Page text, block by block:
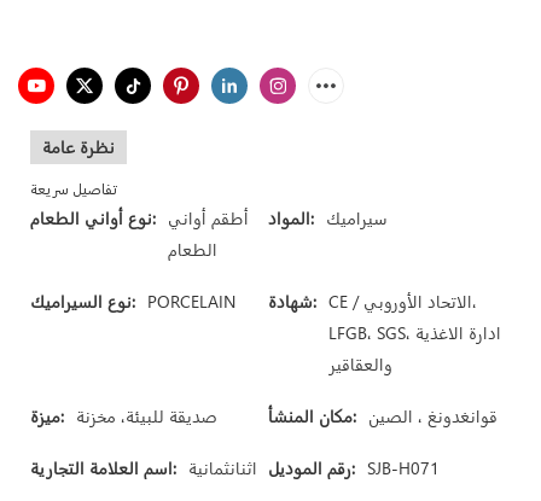
نظرة عامة
تفاصيل سريعة
نوع أواني الطعام: أطقم أواني
الطعام
المواد: سيراميك
نوع السيراميك: PORCELAIN شهادة: CE / الاتحاد الأوروبي،
LFGB، SGS، ادارة الاغذية
والعقاقير
ميزة: صديقة للبيئة، مخزنة مكان المنشأ: قوانغدونغ ، الصين
اسم العلامة التجارية: اثنانثمانية رقم الموديل: SJB-H071